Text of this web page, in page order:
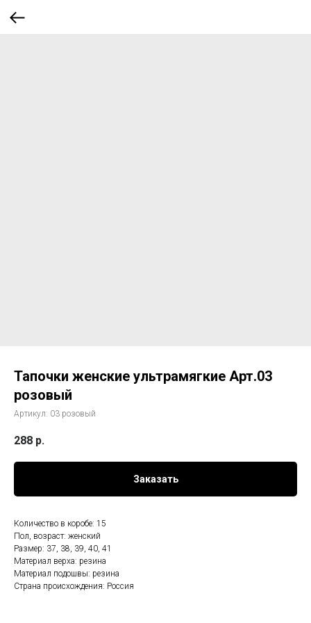
Тапочки женские ультрамягкие Арт.03
розовый
Артикул: 03 розовый
288 р.
Заказать
Количество в коробе: 15
Пол, возраст: женский
Размер: 37, 38, 39, 40, 41
Материал верха: резина
Материал подошвы: резина
Страна происхождения: Россия